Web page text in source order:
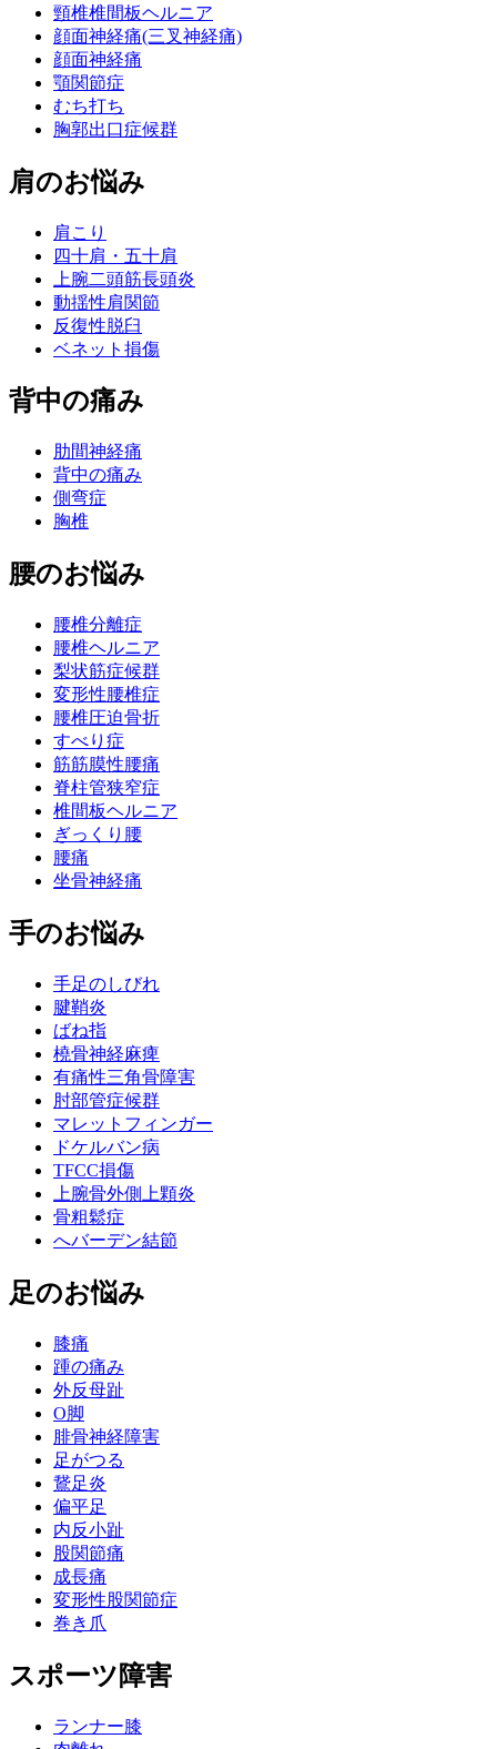
頸椎椎間板ヘルニア
顔面神経痛(三叉神経痛)
顔面神経痛
顎関節症
むち打ち
胸郭出口症候群
肩のお悩み
肩こり
四十肩・五十肩
上腕二頭筋長頭炎
動揺性肩関節
反復性脱臼
ベネット損傷
背中の痛み
肋間神経痛
背中の痛み
側弯症
胸椎
腰のお悩み
腰椎分離症
腰椎ヘルニア
梨状筋症候群
変形性腰椎症
腰椎圧迫骨折
すべり症
筋筋膜性腰痛
脊柱管狭窄症
椎間板ヘルニア
ぎっくり腰
腰痛
坐骨神経痛
手のお悩み
手足のしびれ
腱鞘炎
ばね指
橈骨神経麻痺
有痛性三角骨障害
肘部管症候群
マレットフィンガー
ドケルバン病
TFCC損傷
上腕骨外側上顆炎
骨粗鬆症
へバーデン結節
足のお悩み
膝痛
踵の痛み
外反母趾
О脚
腓骨神経障害
足がつる
鵞足炎
偏平足
内反小趾
股関節痛
成長痛
変形性股関節症
巻き爪
スポーツ障害
ランナー膝